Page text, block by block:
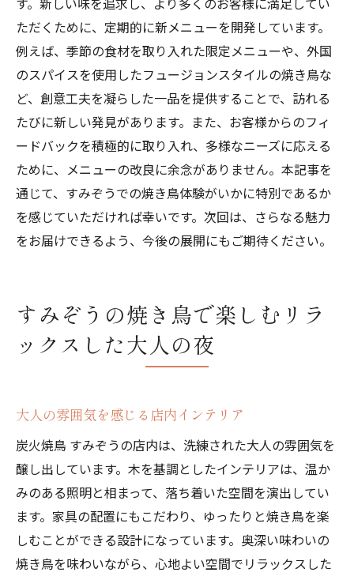
ただくために、定期的に新メニューを開発しています。
例えば、季節の食材を取り入れた限定メニューや、外国
のスパイスを使用したフュージョンスタイルの焼き鳥な
ど、創意工夫を凝らした一品を提供することで、訪れる
たびに新しい発見があります。また、お客様からのフィ
ードバックを積極的に取り入れ、多様なニーズに応える
ために、メニューの改良に余念がありません。本記事を
通じて、すみぞうでの焼き鳥体験がいかに特別であるか
を感じていただければ幸いです。次回は、さらなる魅力
をお届けできるよう、今後の展開にもご期待ください。
すみぞうの焼き鳥で楽しむリラ
ックスした大人の夜
大人の雰囲気を感じる店内インテリア
炭火焼鳥 すみぞうの店内は、洗練された大人の雰囲気を
醸し出しています。木を基調としたインテリアは、温か
みのある照明と相まって、落ち着いた空間を演出してい
ます。家具の配置にもこだわり、ゆったりと焼き鳥を楽
しむことができる設計になっています。奥深い味わいの
焼き鳥を味わいながら、心地よい空間でリラックスした